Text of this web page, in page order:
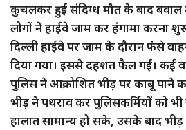
कुचलकर हुई संदिग्ध मौत के बाद
लोगों ने हाईवे जाम कर हंगामा करना
दिल्ली हाईवे पर जाम के दौरान फंसे
दिया गया। इससे दहशत फैल गई। कई
पुलिस ने आक्रोशित भीड़ पर काबू पाने
भीड़ ने पथराव कर पुलिसकर्मियों को
हालात सामान्य हो सके, उसके बाद